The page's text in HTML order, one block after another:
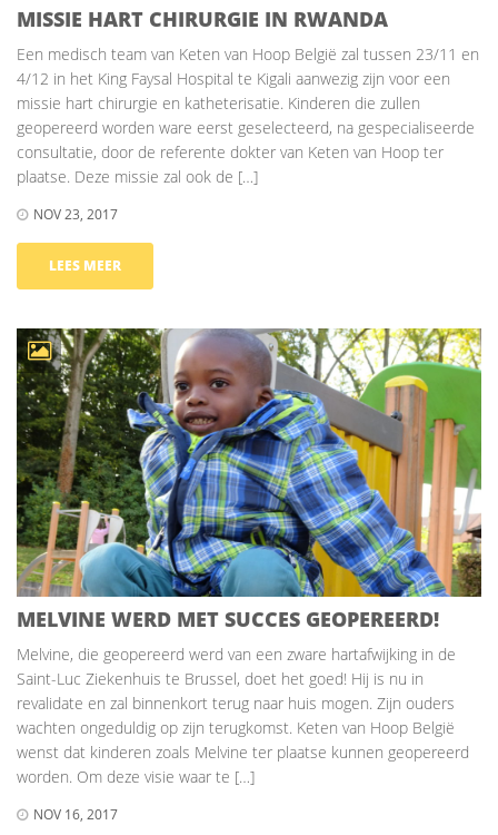
MISSIE HART CHIRURGIE IN RWANDA
Een medisch team van Keten van Hoop België zal tussen 23/11 en
4/12 in het King Faysal Hospital te Kigali aanwezig zijn voor een
missie hart chirurgie en katheterisatie. Kinderen die zullen
geopereerd worden ware eerst geselecteerd, na gespecialiseerde
consultatie, door de referente dokter van Keten van Hoop ter
plaatse. Deze missie zal ook de […]
NOV 23, 2017
LEES MEER
MELVINE WERD MET SUCCES GEOPEREERD!
Melvine, die geopereerd werd van een zware hartafwijking in de
Saint-Luc Ziekenhuis te Brussel, doet het goed! Hij is nu in
revalidate en zal binnenkort terug naar huis mogen. Zijn ouders
wachten ongeduldig op zijn terugkomst. Keten van Hoop België
wenst dat kinderen zoals Melvine ter plaatse kunnen geopereerd
worden. Om deze visie waar te […]
NOV 16, 2017